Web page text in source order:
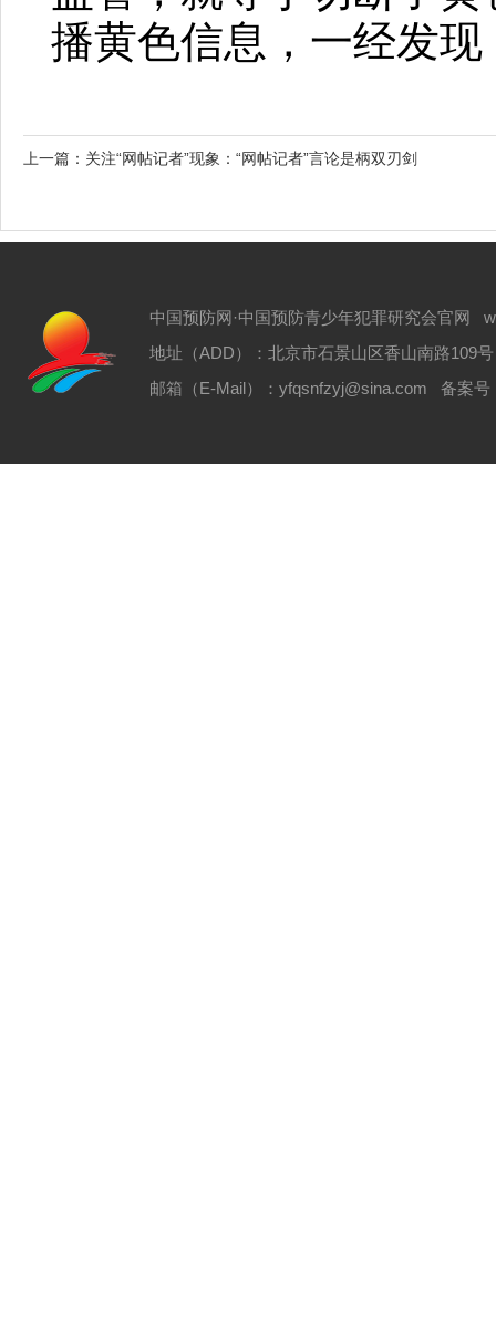
播黄色信息，一经发
上一篇： 关注“网帖记者”现象：“网帖记者”言论是柄双刃剑
中国预防网·中国预防青少年犯罪研究会官网
地址（ADD）：北京市石景山区香山南路109
邮箱（E-Mail）：yfqsnfzyj@sina.com 备案号